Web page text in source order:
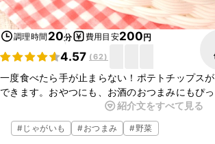
調理時間 20分 費用目安200円
4.57 (62)
一度食べたら手が止まらない！ポテトチップス
できます。おやつにも、お酒のおつまみにもぴ
付けは程よく塩気が効いたのり塩です。お好み
よ。ぜひお試しくださいね。
紹介文をすべて見る
#じゃがいも #おつまみ #野菜